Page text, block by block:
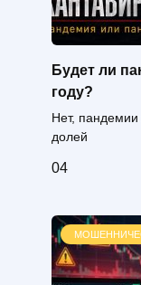
Будет ли
году?
Нет, пандемии
долей
04